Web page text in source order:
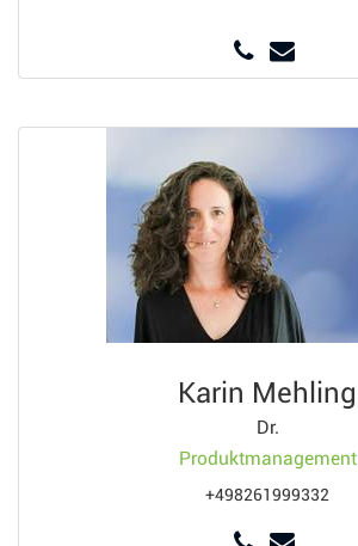
Karin Mehling
Dr.
Produktmanagement
+498261999332